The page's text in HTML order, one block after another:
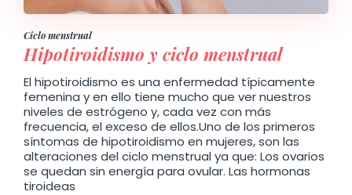
Ciclo menstrual
Hipotiroidismo y ciclo menstrual
El hipotiroidismo es una enfermedad típicamente
femenina y en ello tiene mucho que ver nuestros
niveles de estrógeno y, cada vez con más
frecuencia, el exceso de ellos.Uno de los primeros
síntomas de hipotiroidismo en mujeres, son las
alteraciones del ciclo menstrual ya que: Los ovarios
se quedan sin energía para ovular. Las hormonas
tiroideas